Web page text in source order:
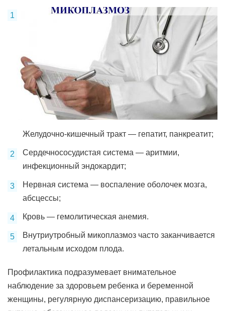
Желудочно-кишечный тракт — гепатит, панкреатит;
Сердечнососудистая система — аритмии,
инфекционный эндокардит;
Нервная система — воспаление оболочек мозга,
абсцессы;
Кровь — гемолитическая анемия.
Внутриутробный микоплазмоз часто заканчивается
летальным исходом плода.
Профилактика подразумевает внимательное
наблюдение за здоровьем ребенка и беременной
женщины, регулярную диспансеризацию, правильное